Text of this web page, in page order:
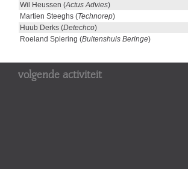
Wil Heussen (Actus Advies)
Martien Steeghs (Technorep)
Huub Derks (Detechco)
Roeland Spiering (Buitenshuis Beringe)
volgende activiteit